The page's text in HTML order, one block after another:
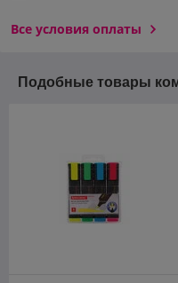
Все условия оплаты
Подобные товары